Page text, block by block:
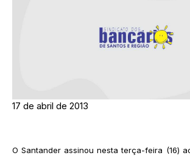
17 de abril de 2013
O Santander assinou nesta terça-feira (16)